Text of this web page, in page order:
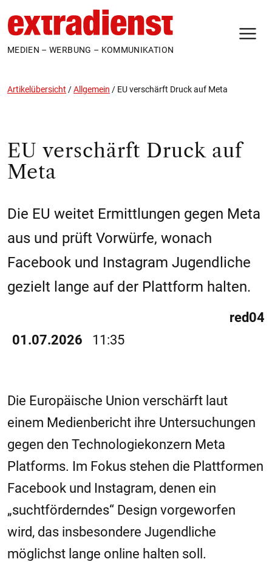
MEDIEN – WERBUNG – KOMMUNIKATION
Artikelübersicht /Allgemein / EU verschärft Druck auf Meta
EU verschärft Druck auf
Meta
Die EU weitet Ermittlungen gegen Meta
aus und prüft Vorwürfe, wonach
Facebook und Instagram Jugendliche
gezielt lange auf der Plattform halten.
01.07.2026 11:35
red04
Die Europäische Union verschärft laut
einem Medienbericht ihre Untersuchungen
gegen den Technologiekonzern Meta
Platforms. Im Fokus stehen die Plattformen
Facebook und Instagram, denen ein
„suchtförderndes“ Design vorgeworfen
wird, das insbesondere Jugendliche
möglichst lange online halten soll.